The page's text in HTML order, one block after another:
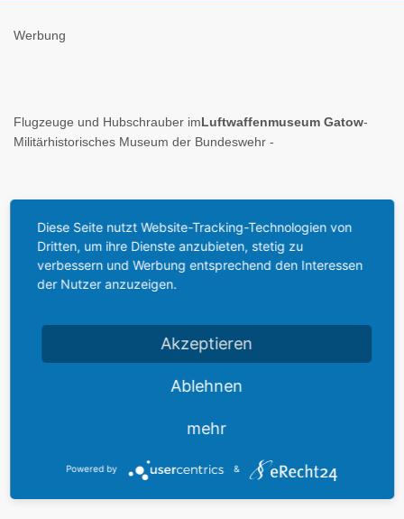
Werbung
Flugzeuge und Hubschrauber imLuftwaffenmuseum Gatow-
Militärhistorisches Museum der Bundeswehr -
Weitere Staaten Europas und Afrikas setzten die Maschine primär
in der Pilotenausbildung ein.
erweiterte Elektronik für den Kampfeinsatz ausgetauscht werden.
Heeresverbände gedacht, sondern sollte auch für die
Diese Seite nutzt Website-Tracking-Technologien von
Dritten, um ihre Dienste anzubieten, stetig zu
verbessern und Werbung entsprechend den Interessen
der Nutzer anzuzeigen.
Akzeptieren
Ablehnen
mehr
Powered by &